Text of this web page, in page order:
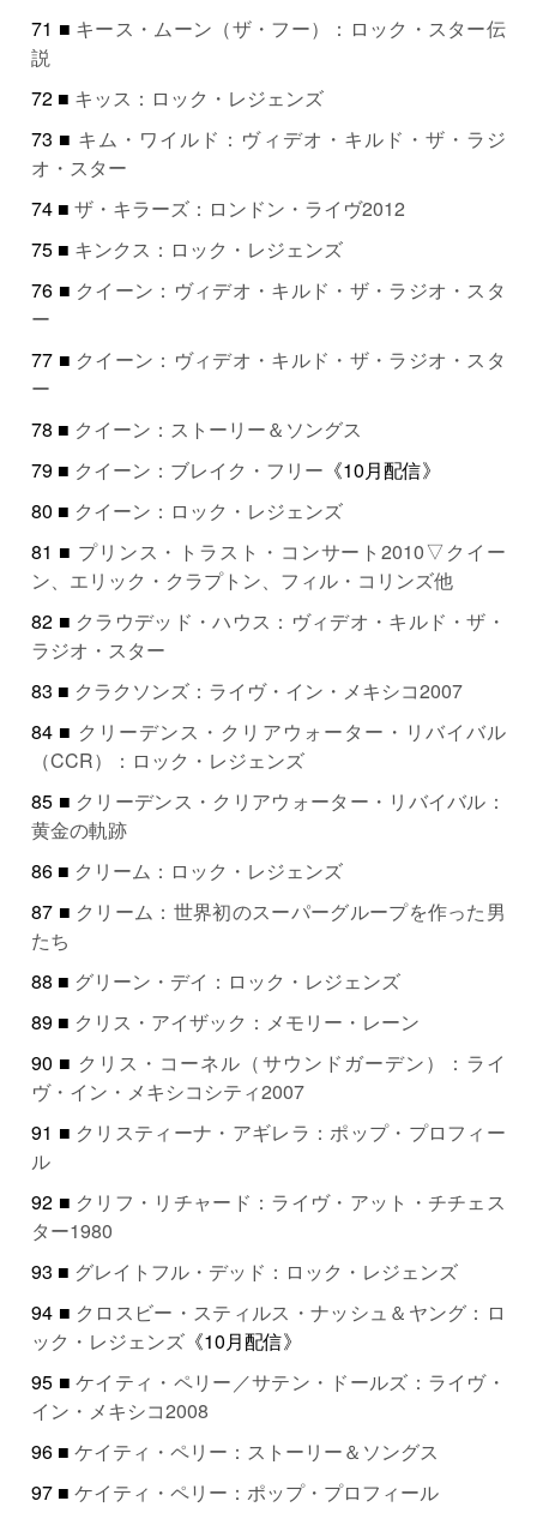
71 ■ キース・ムーン（ザ・フー）：ロック・スター伝
説
72 ■ キッス：ロック・レジェンズ
73 ■ キム・ワイルド：ヴィデオ・キルド・ザ・ラジ
オ・スター
74 ■ザ・キラーズ：ロンドン・ライヴ2012
75 ■ キンクス：ロック・レジェンズ
76 ■ クイーン：ヴィデオ・キルド・ザ・ラジオ・スタ
ー
77 ■ クイーン：ヴィデオ・キルド・ザ・ラジオ・スタ
ー
78 ■ クイーン：ストーリー＆ソングス
79 ■ クイーン：ブレイク・フリー 《10月配信》
80 ■ クイーン：ロック・レジェンズ
81 ■ プリンス・トラスト・コンサート2010▽クイー
ン、エリック・クラプトン、フィル・コリンズ他
82 ■ クラウデッド・ハウス：ヴィデオ・キルド・ザ・
ラジオ・スター
83 ■ クラクソンズ：ライヴ・イン・メキシコ2007
84 ■ クリーデンス・クリアウォーター・リバイバル
（CCR）：ロック・レジェンズ
85 ■ クリーデンス・クリアウォーター・リバイバル：
黄金の軌跡
86 ■ クリーム：ロック・レジェンズ
87 ■ クリーム：世界初のスーパーグループを作った男
たち
88 ■ グリーン・デイ：ロック・レジェンズ
89 ■ クリス・アイザック：メモリー・レーン
90 ■ クリス・コーネル（サウンドガーデン）：ライ
ヴ・イン・メキシコシティ2007
91 ■ クリスティーナ・アギレラ：ポップ・プロフィー
ル
92 ■ クリフ・リチャード：ライヴ・アット・チチェス
ター1980
93 ■ グレイトフル・デッド：ロック・レジェンズ
94 ■ クロスビー・スティルス・ナッシュ＆ヤング：ロ
ック・レジェンズ 《10月配信》
95 ■ケイティ・ペリー／サテン・ドールズ：ライヴ・
イン・メキシコ2008
96 ■ケイティ・ペリー：ストーリー＆ソングス
97 ■ケイティ・ペリー：ポップ・プロフィール